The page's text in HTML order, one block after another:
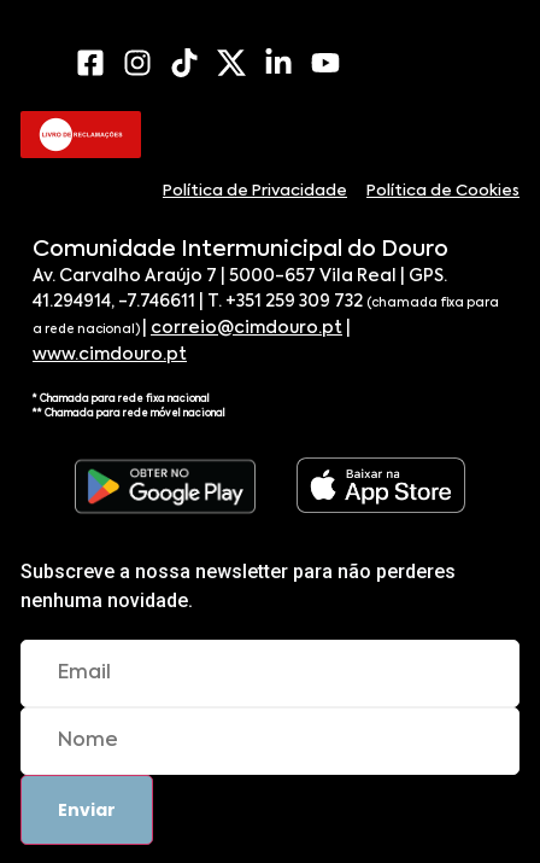
Política de Privacidade Política de Cookies
Comunidade Intermunicipal do Douro
Av. Carvalho Araújo 7 | 5000-657 Vila Real | GPS.
41.294914, -7.746611 | T. +351 259 309 732 (chamada fixa para
a rede nacional) correio@cimdouro.pt
www.cimdouro.pt
* Chamada para rede fixa nacional
** Chamada para rede móvel nacional
Subscreve a nossa newsletter para não perderes
nenhuma novidade.